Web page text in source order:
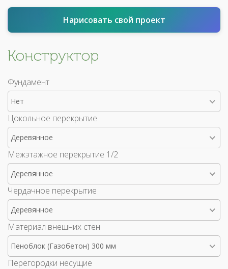
Нарисовать свой проект
Конструктор
Фундамент
Нет
Цокольное перекрытие
Деревянное
Межэтажное перекрытие 1/2
Деревянное
Чердачное перекрытие
Деревянное
Материал внешних стен
Пеноблок (Газобетон) 300 мм
Перегородки несущие